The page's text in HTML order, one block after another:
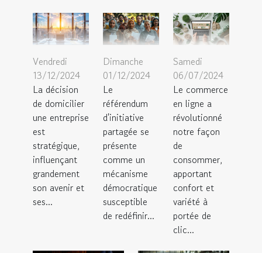
Vendredi
13/12/2024
La décision
de domicilier
une entreprise
est
stratégique,
influençant
grandement
son avenir et
ses...
Dimanche
01/12/2024
Le
référendum
d'initiative
partagée se
présente
comme un
mécanisme
démocratique
susceptible
de redéfinir...
Samedi
06/07/2024
Le commerce
en ligne a
révolutionné
notre façon
de
consommer,
apportant
confort et
variété à
portée de
clic...